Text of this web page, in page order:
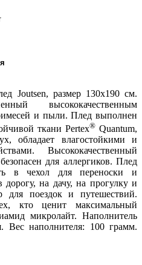
Joutsen, размер 130х190 см.
высококачественным
и пыли. Плед выполнен
ткани Pertex®Quantum,
обладает влагостойкими и
Высококачественный
для аллергиков. Плед
в чехол для переноски и
дорогу, на дачу, на прогулку и
поездок и путешествий.
кто ценит максимальный
микролайт. Наполнитель
Вес наполнителя: 100 грамм.